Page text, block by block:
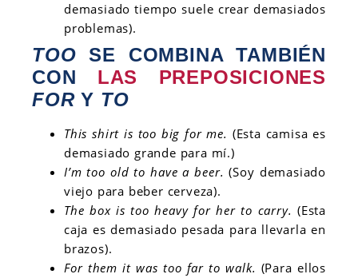
demasiado tiempo suele crear demasiados
problemas).
TOOSE COMBINA TAMBIÉN
CON LAS PREPOSICIONES
FORY TO
This shirt is too big for me. (Esta camisa es
demasiado grande para mí.)
I’m too old to have a beer. (Soy demasiado
viejo para beber cerveza).
The box is too heavy for her to carry. (Esta
caja es demasiado pesada para llevarla en
brazos).
For them it was too far to walk. (Para ellos